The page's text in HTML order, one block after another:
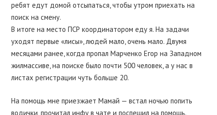
ребят едут домой отсыпаться, чтобы утром приехать на
поиск на смену.
В итоге на место ПСР координатором еду я. На задачи
уходят первые «лисы», людей мало, очень мало. Двумя
месяцами ранее, когда пропал Марченко Егор на Западном
жилмассиве, на поиске было почти 500 человек, а у нас в
листах регистрации чуть больше 20.
На помощь мне приезжает Мамай — встал ночью попить
водички, прочитал инфу в чате и поспешил на помощь.